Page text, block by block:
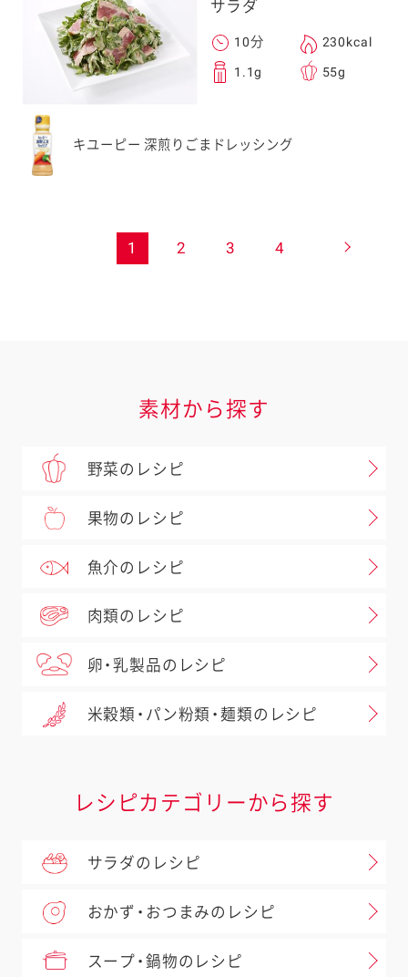
サラダ
10分 230kcal
1.1g 55g
キユーピー 深煎りごまドレッシング
1 2 3 4
素材から探す
野菜のレシピ
果物のレシピ
魚介のレシピ
肉類のレシピ
卵・乳製品のレシピ
米穀類・パン粉類・麺類のレシピ
レシピカテゴリーから探す
サラダのレシピ
おかず・おつまみのレシピ
スープ・鍋物のレシピ